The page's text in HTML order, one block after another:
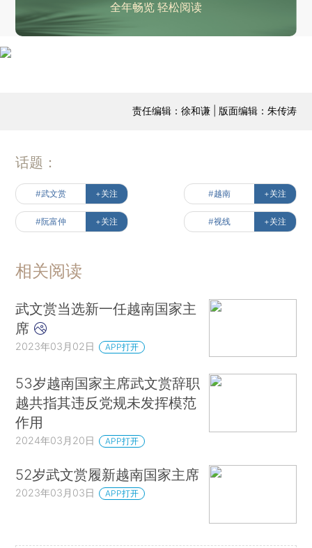
全年畅览 轻松阅读
责任编辑：徐和谦 | 版面编辑：朱传涛
话题：
#武文赏 +关注 #越南 +关注
#阮富仲 +关注 #视线 +关注
相关阅读
武文赏当选新一任越南国家主
席
2023年03月02日 APP打开
53岁越南国家主席武文赏辞职
越共指其违反党规未发挥模范
作用
2024年03月20日 APP打开
52岁武文赏履新越南国家主席
2023年03月03日 APP打开